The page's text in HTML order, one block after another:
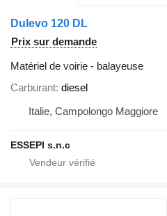
Dulevo 120 DL
Prix sur demande
Matériel de voirie - balayeuse
Carburant diesel
Italie, Campolongo Maggiore
ESSEPI s.n.c